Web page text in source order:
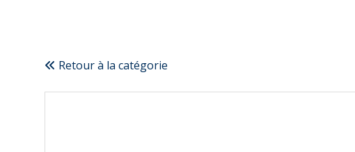
Retour à la catégorie